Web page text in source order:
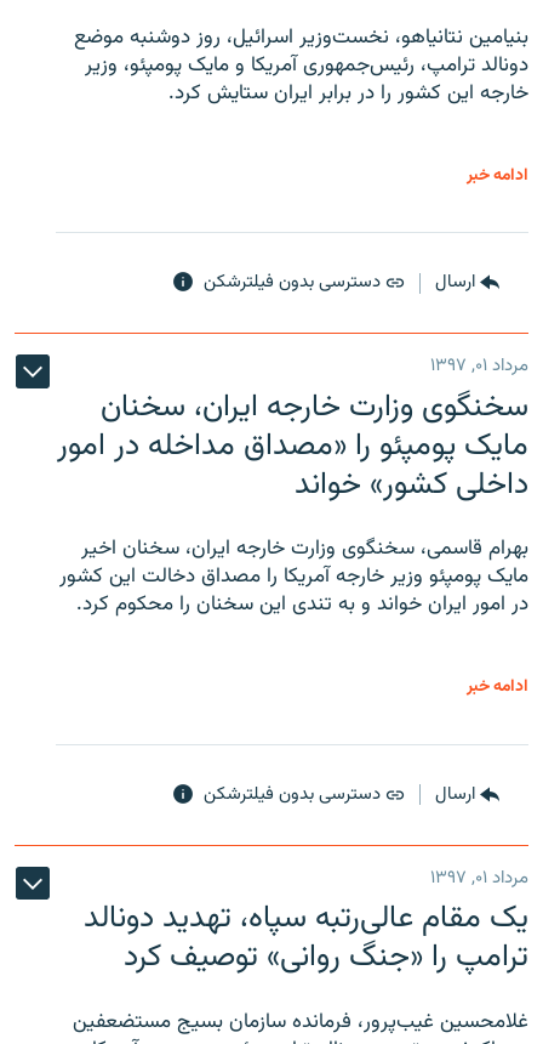
بنیامین نتانیاهو، نخست‌وزیر اسرائیل، روز دوشنبه موضع
دونالد ترامپ، رئیس‌جمهوری آمریکا و مایک پومپئو، وزیر
خارجه این کشور را در برابر ایران ستایش کرد.
ادامه خبر
ارسال دسترسی بدون فیلترشکن
مرداد ۰۱, ۱۳۹۷
سخنگوی وزارت خارجه ایران، سخنان
مایک پومپئو را «مصداق مداخله در امور
داخلی کشور» خواند
بهرام قاسمی، سخنگوی وزارت خارجه ایران، سخنان اخیر
مایک پومپئو وزیر خارجه آمریکا را مصداق دخالت این کشور
در امور ایران خواند و به تندی این سخنان را محکوم کرد.
ادامه خبر
ارسال دسترسی بدون فیلترشکن
مرداد ۰۱, ۱۳۹۷
یک مقام عالی‌رتبه سپاه، تهدید دونالد
ترامپ را «جنگ روانی» توصیف کرد
غلامحسین غیب‌پرور، فرمانده سازمان بسیج مستضعفین